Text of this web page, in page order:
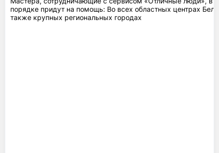
порядке придут на помощь: Во всех областных центрах
также крупных региональных городах